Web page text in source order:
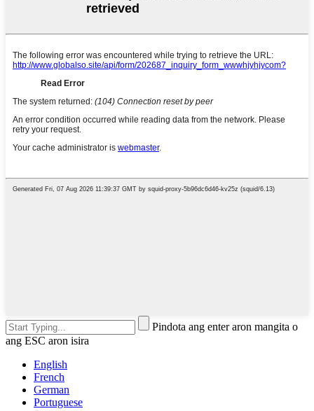
Pindota ang enter aron mangita o
ang ESC aron isira
English
French
German
Portuguese